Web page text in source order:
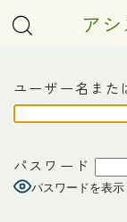
ア
ユーザー名また
パスワード
パスワードを表示